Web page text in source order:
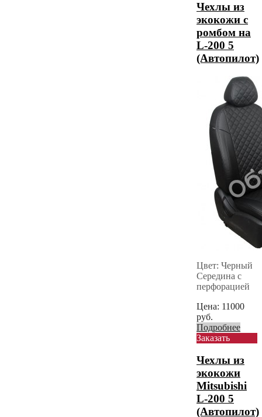
Чехлы из
экокожи с
ромбом на
L-200 5
(Автопилот)
Цвет: Черный
Середина с
перфорацией
Цена: 11000
руб.
Подробнее
Заказать
Чехлы из
экокожи
Mitsubishi
L-200 5
(Автопилот)